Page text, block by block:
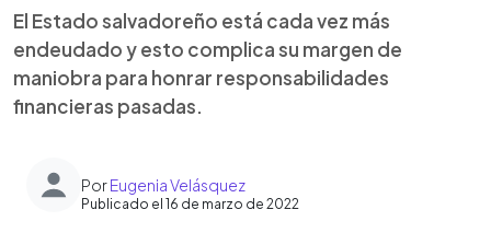
El Estado salvadoreño está cada vez más
endeudado y esto complica su margen de
maniobra para honrar responsabilidades
financieras pasadas.
PorEugenia Velásquez
Publicado el 16 de marzo de 2022